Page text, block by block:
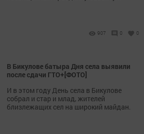
907 0 0
В Бикулове батыра Дня села выявили
после сдачи ГТО+[ФОТО]
И в этом году День села в Бикулове
собрал и стар и млад, жителей
близлежащих сел на широкий майдан.